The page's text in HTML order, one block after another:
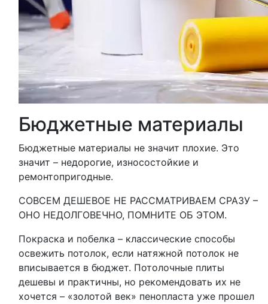
Бюджетные материалы
Бюджетные материалы не значит плохие. Это
значит – недорогие, износостойкие и
ремонтопригодные.
СОВСЕМ ДЕШЕВОЕ НЕ РАССМАТРИВАЕМ СРАЗУ –
ОНО НЕДОЛГОВЕЧНО, ПОМНИТЕ ОБ ЭТОМ.
Покраска и побелка – классические способы
освежить потолок, если натяжной потолок не
вписывается в бюджет. Потолочные плиты
дешевы и практичны, но рекомендовать их не
хочется – «золотой век» пенопласта уже прошел